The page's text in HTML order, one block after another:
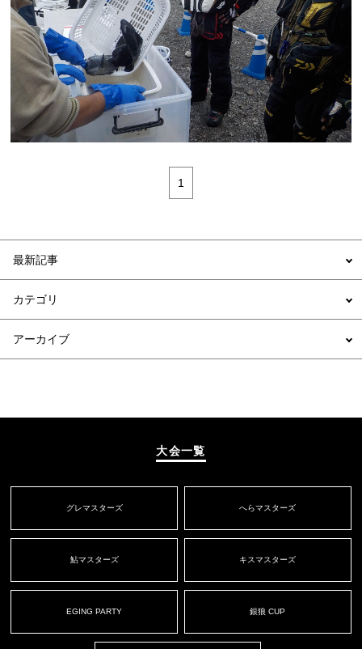
1
最新記事
カテゴリ
アーカイブ
大会一覧
グレマスターズ へらマスターズ
鮎マスターズ キスマスターズ
EGING PARTY 銀狼 CUP